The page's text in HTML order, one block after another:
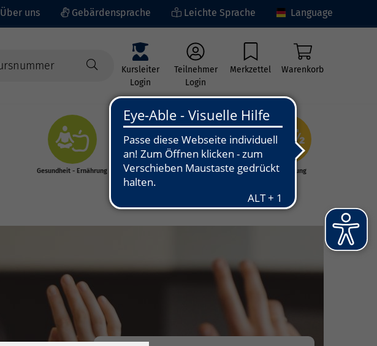
Über uns Gebärdensprache Leichte Sprache Language
Kursleiter
Login
Teilnehmer
Login
Merkzettel Warenkorb
Gesundheit - Ernährung
Kunst - Kultur -
Grundbildung